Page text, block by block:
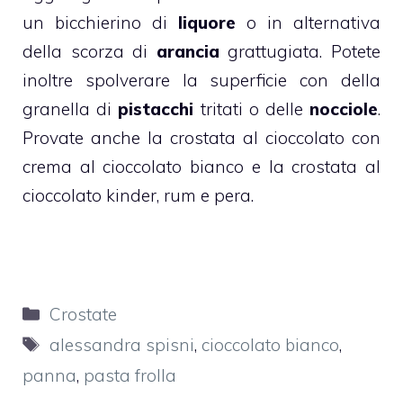
un bicchierino di liquore o in alternativa
della scorza di arancia grattugiata. Potete
inoltre spolverare la superficie con della
granella di pistacchi tritati o delle nocciole.
Provate anche la crostata al cioccolato con
crema al cioccolato bianco e lacrostata al
cioccolato kinder, rum e pera.
Categorie
Crostate
Tag
alessandra spisni, cioccolato bianco,
panna, pasta frolla